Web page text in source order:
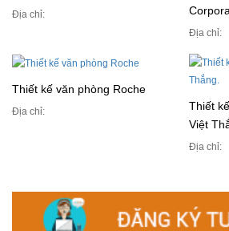
Địa chỉ:
Địa chỉ:
Thiết kế văn phòng Roche
Địa chỉ:
Thiết
Việt
Địa chỉ: